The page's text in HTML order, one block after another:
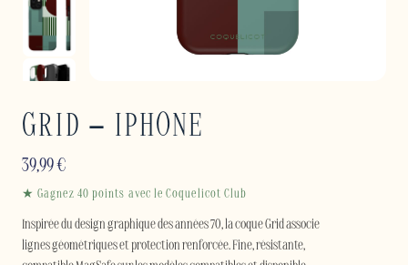
GRID – IPHONE
39,99€
★ Gagnez 40 points avec le Coquelicot Club
Inspirée du design graphique des années 70, la coque Grid associe
lignes géométriques et protection renforcée. Fine, résistante,